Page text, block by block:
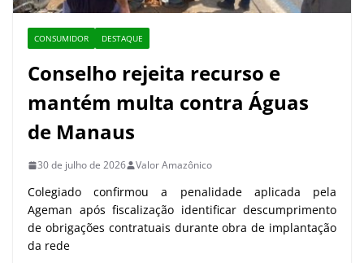
CONSUMIDOR DESTAQUE
Conselho rejeita recurso e
mantém multa contra Águas
de Manaus
30 de julho de 2026 Valor Amazônico
Colegiado confirmou a penalidade aplicada pela
Ageman após fiscalização identificar descumprimento
de obrigações contratuais durante obra de implantação
da rede